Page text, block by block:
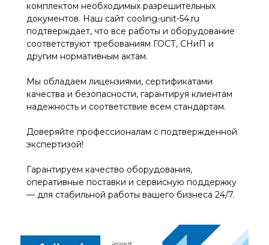
комплектом необходимых разрешительных
документов. Наш сайт cooling-unit-54.ru
подтверждает, что все работы и оборудование
соответствуют требованиям ГОСТ, СНиП и
другим нормативным актам.
Мы обладаем лицензиями, сертификатами
качества и безопасности, гарантируя клиентам
надежность и соответствие всем стандартам.
Доверяйте профессионалам с подтвержденной
экспертизой!
Гарантируем качество оборудования,
оперативные поставки и сервисную поддержку
— для стабильной работы вашего бизнеса 24/7.